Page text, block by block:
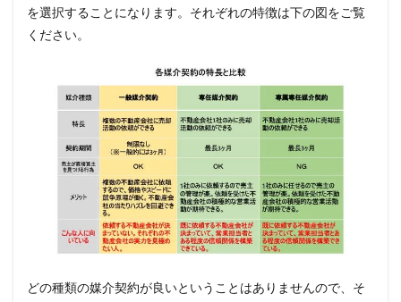
を選択することになります。それぞれの特徴は下の図をご覧
ください。
どの種類の媒介契約が良いということはありませんので、そ